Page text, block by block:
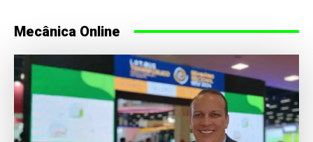
Mecânica Online